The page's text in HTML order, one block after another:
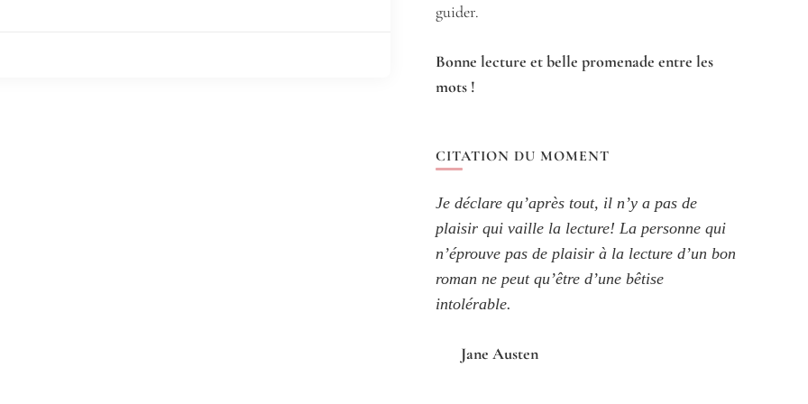
guider.
Bonne lecture et belle promenade entre les
mots !
CITATION DU MOMENT
Je déclare qu’après tout, il n’y a pas de
plaisir qui vaille la lecture! La personne qui
n’éprouve pas de plaisir à la lecture d’un bon
roman ne peut qu’être d’une bêtise
intolérable.
Jane Austen